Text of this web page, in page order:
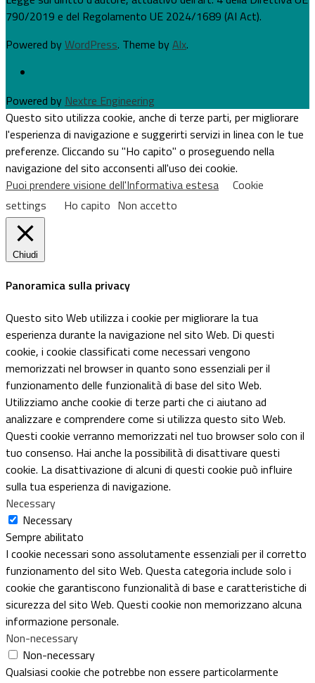
790/2019 e del Regolamento UE 2024/1689 (AI Act).
Powered byWordPress. Theme byAlx.
Powered by Nextre Engineering
Questo sito utilizza cookie, anche di terze parti, per migliorare
l'esperienza di navigazione e suggerirti servizi in linea con le tue
preferenze. Cliccando su "Ho capito" o proseguendo nella
navigazione del sito acconsenti all'uso dei cookie.
Puoi prendere visione dell'Informativa estesa
Cookie
settings
Ho capito Non accetto
Chiudi
Panoramica sulla privacy
Questo sito Web utilizza i cookie per migliorare la tua
esperienza durante la navigazione nel sito Web. Di questi
cookie, i cookie classificati come necessari vengono
memorizzati nel browser in quanto sono essenziali per il
funzionamento delle funzionalità di base del sito Web.
Utilizziamo anche cookie di terze parti che ci aiutano ad
analizzare e comprendere come si utilizza questo sito Web.
Questi cookie verranno memorizzati nel tuo browser solo con il
tuo consenso. Hai anche la possibilità di disattivare questi
cookie. La disattivazione di alcuni di questi cookie può influire
sulla tua esperienza di navigazione.
Necessary
Necessary
Sempre abilitato
I cookie necessari sono assolutamente essenziali per il corretto
funzionamento del sito Web. Questa categoria include solo i
cookie che garantiscono funzionalità di base e caratteristiche di
sicurezza del sito Web. Questi cookie non memorizzano alcuna
informazione personale.
Non-necessary
Non-necessary
Qualsiasi cookie che potrebbe non essere particolarmente